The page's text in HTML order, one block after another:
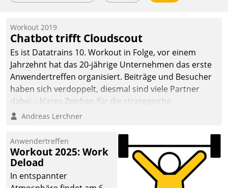
Workout 2019
Chatbot trifft Cloudscout
Es ist Datatrains 10. Workout in Folge, vor einem
Jahrzehnt hat das 20-jährige Unternehmen das erste
Anwendertreffen organisiert. Beiträge und Besucher
haben sich verdoppelt, diesmal sind viele Partner
dabei – klares Zeichen für die strategische
Fokussierung auf den Kunden.
Andreas Lerchner
Anwendertreffen
Workout 2025: Work
Deload
In entspannter